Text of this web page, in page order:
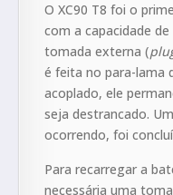
O XC90 T8 foi o
com a capacidade
tomada externa (
é feita no para-lama
acoplado, ele
seja destrancado.
ocorrendo, foi
Para recarregar a
necessária uma